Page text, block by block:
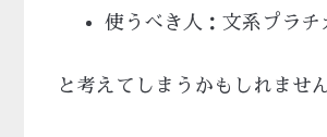
使うべき人：文系プラ
と考えてしまうかもしれませ